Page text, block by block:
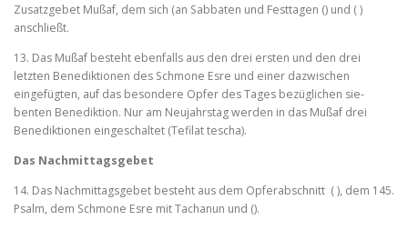
Zusatzgebet Mußaf, dem sich (an Sabbaten und Festtagen () und ( )
anschließt.
13. Das Mußaf besteht ebenfalls aus den drei ersten und den drei
letzten Benediktionen des Schmone Esre und einer dazwischen
eingefügten, auf das besondere Opfer des Tages bezüglichen sie­
benten Benediktion. Nur am Neujahrstag werden in das Mußaf drei
Benediktionen eingeschaltet (Tefilat tescha).
Das Nachmittagsgebet
14. Das Nachmittagsgebet besteht aus dem Opferabschnitt ( ), dem 145.
Psalm, dem Schmone Esre mit Tachanun und ().